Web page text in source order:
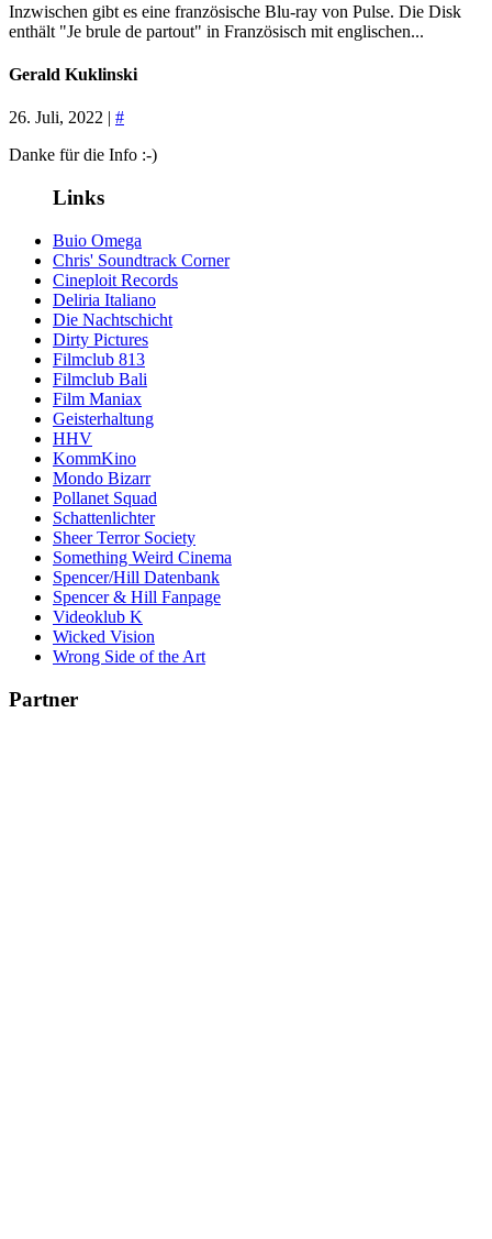
Inzwischen gibt es eine französische Blu-ray von Pulse. Die Disk
enthält "Je brule de partout" in Französisch mit englischen...
Gerald Kuklinski
26. Juli, 2022 | #
Danke für die Info :-)
Links
Buio Omega
Chris' Soundtrack Corner
Cineploit Records
Deliria Italiano
Die Nachtschicht
Dirty Pictures
Filmclub 813
Filmclub Bali
Film Maniax
Geisterhaltung
HHV
KommKino
Mondo Bizarr
Pollanet Squad
Schattenlichter
Sheer Terror Society
Something Weird Cinema
Spencer/Hill Datenbank
Spencer & Hill Fanpage
Videoklub K
Wicked Vision
Wrong Side of the Art
Partner